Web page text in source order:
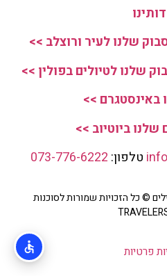
שלנו לעיר ורוצלב >>
שלנו לטיולים בפולין >>
באינסטגרם >>
שלנו ביוטיוב >>
טלפון: 073-776-6222
© כל הזכויות שמורות לסוכנות
פרטיות